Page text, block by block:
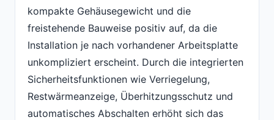
kompakte Gehäusegewicht und die
freistehende Bauweise positiv auf, da die
Installation je nach vorhandener Arbeitsplatte
unkompliziert erscheint. Durch die integrierten
Sicherheitsfunktionen wie Verriegelung,
Restwärmeanzeige, Überhitzungsschutz und
automatisches Abschalten erhöht sich das